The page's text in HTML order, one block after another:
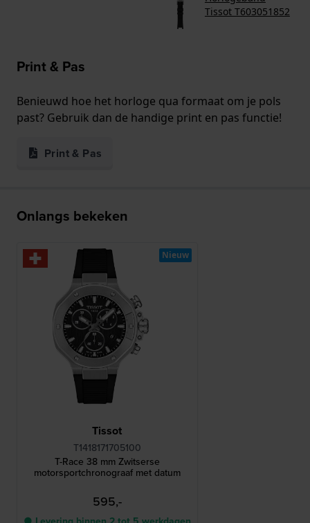
Tissot T603051852
Print & Pas
Benieuwd hoe het horloge qua formaat om je pols
past? Gebruik dan de handige print en pas functie!
Print & Pas
Onlangs bekeken
Tissot
T1418171705100
T-Race 38 mm Zwitserse
motorsportchronograaf met datum
595,-
Nieuw